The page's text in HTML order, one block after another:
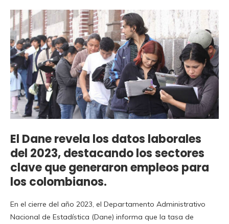
El Dane revela los datos laborales
del 2023, destacando los sectores
clave que generaron empleos para
los colombianos.
En el cierre del año 2023, el Departamento Administrativo
Nacional de Estadística (Dane) informa que la tasa de